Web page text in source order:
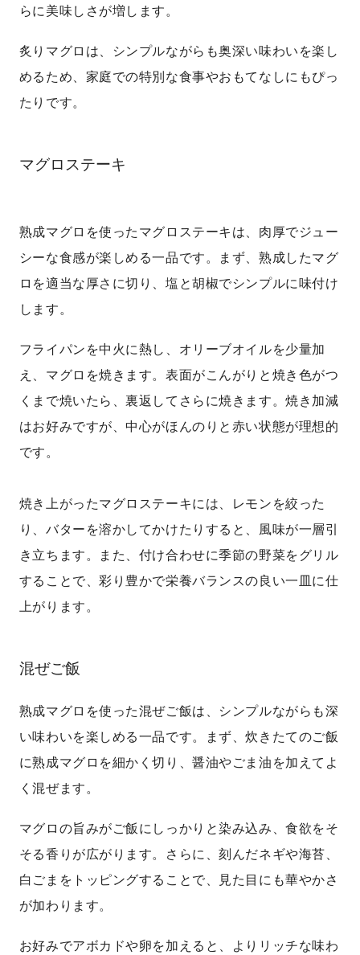
らに美味しさが増します。
炙りマグロは、シンプルながらも奥深い味わいを楽し
めるため、家庭での特別な食事やおもてなしにもぴっ
たりです。
マグロステーキ
熟成マグロを使ったマグロステーキは、肉厚でジュー
シーな食感が楽しめる一品です。まず、熟成したマグ
ロを適当な厚さに切り、塩と胡椒でシンプルに味付け
します。
フライパンを中火に熱し、オリーブオイルを少量加
え、マグロを焼きます。表面がこんがりと焼き色がつ
くまで焼いたら、裏返してさらに焼きます。焼き加減
はお好みですが、中心がほんのりと赤い状態が理想的
です。
焼き上がったマグロステーキには、レモンを絞った
り、バターを溶かしてかけたりすると、風味が一層引
き立ちます。また、付け合わせに季節の野菜をグリル
することで、彩り豊かで栄養バランスの良い一皿に仕
上がります。
混ぜご飯
熟成マグロを使った混ぜご飯は、シンプルながらも深
い味わいを楽しめる一品です。まず、炊きたてのご飯
に熟成マグロを細かく切り、醤油やごま油を加えてよ
く混ぜます。
マグロの旨みがご飯にしっかりと染み込み、食欲をそ
そる香りが広がります。さらに、刻んだネギや海苔、
白ごまをトッピングすることで、見た目にも華やかさ
が加わります。
お好みでアボカドや卵を加えると、よりリッチな味わ